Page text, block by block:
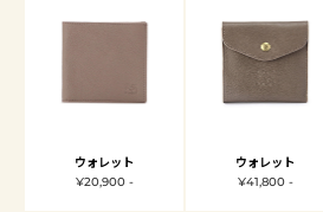
ウォレット
¥20,900 -
ウォレット
¥41,800 -